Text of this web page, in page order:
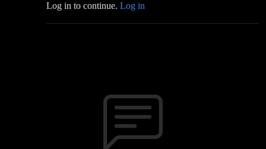
Log in to continue. Log in